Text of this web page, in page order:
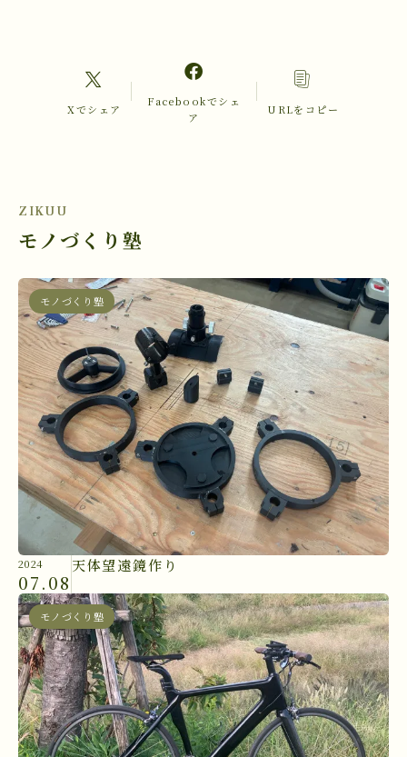
Xでシェア
Facebookでシェ
ア
URLをコピー
ZIKUU
モノづくり塾
モノづくり塾
2024
07.08
天体望遠鏡作り
モノづくり塾